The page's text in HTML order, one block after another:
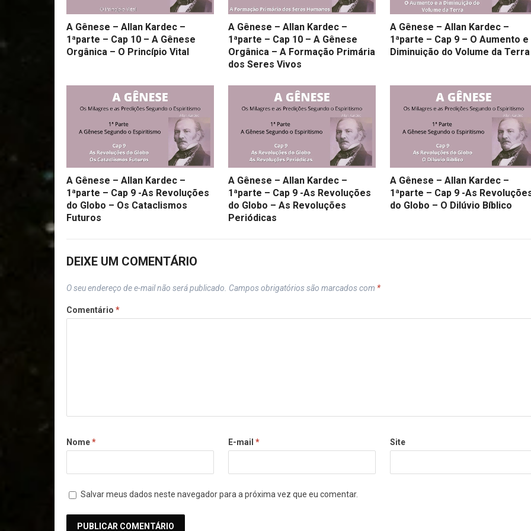
A Gênese – Allan Kardec –
1ªparte – Cap 10 – A Gênese
Orgânica – O Princípio Vital
A Gênese – Allan Kardec –
1ªparte – Cap 10 – A Gênese
Orgânica – A Formação Primária
dos Seres Vivos
A Gênese – Allan Kardec –
1ªparte – Cap 9 – O Aumento e
Diminuição do Volume da Terra
A Gênese – Allan Kardec –
1ªparte – Cap 9 -As Revoluções
do Globo – Os Cataclismos
Futuros
A Gênese – Allan Kardec –
1ªparte – Cap 9 -As Revoluções
do Globo – As Revoluções
Periódicas
A Gênese – Allan Kardec –
1ªparte – Cap 9 -As
do Globo – O Dilúvio Bíblico
DEIXE UM COMENTÁRIO
O seu endereço de e-mail não será publicado. Campos obrigatórios são marcados com *
Comentário *
Nome* E-mail * Site
Salvar meus dados neste navegador para a próxima vez que eu comentar.